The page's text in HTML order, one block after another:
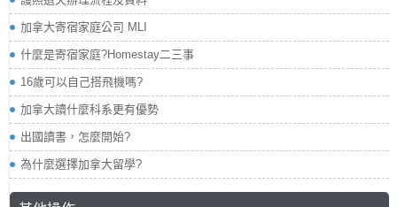
加拿大寄宿家庭公司 MLI
什麼是寄宿家庭?Homestay二三事
16歲可以自己搭飛機嗎?
加拿大讀什麼科系更有優勢
出國讀書，怎麼開始?
為什麼選擇加拿大留學?